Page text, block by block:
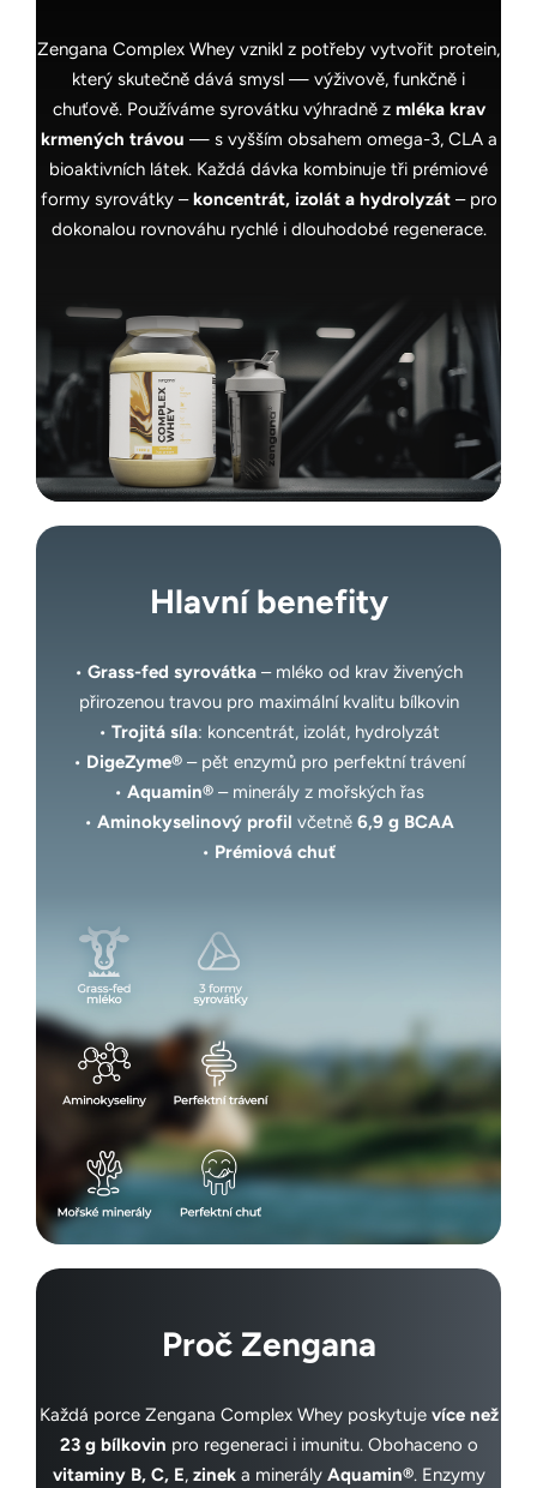
Zengana Complex Whey vznikl z potřeby vytvořit protein,
který skutečně dává smysl — výživově, funkčně i
chuťově. Používáme syrovátku výhradně z mléka krav
krmených trávou — s vyšším obsahem omega-3, CLA a
bioaktivních látek. Každá dávka kombinuje tři prémiové
formy syrovátky –koncentrát, izolát a hydrolyzát– pro
dokonalou rovnováhu rychlé i dlouhodobé regenerace.
Hlavní benefity
• Grass-fed syrovátka – mléko od krav živených
přirozenou travou pro maximální kvalitu bílkovin
• Trojitá síla: koncentrát, izolát, hydrolyzát
• DigeZyme®– pět enzymů pro perfektní trávení
• Aquamin®– minerály z mořských řas
• Aminokyselinový profil včetně 6,9 g BCAA
• Prémiová chuť
Proč Zengana
Každá porce Zengana Complex Whey poskytuje více než
23 g bílkovin pro regeneraci i imunitu. Obohaceno o
vitaminy B, C, E, zineka minerály Aquamin®. Enzymy